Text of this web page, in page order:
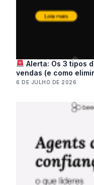
Alerta: Os 3 tipos
vendas (e como
6 DE JULHO DE 2026